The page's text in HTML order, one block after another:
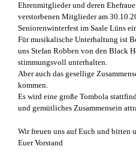
Ehrenmitglieder und deren
verstorbenen Mitglieder am
Seniorenwinterfest im Saale Lüns
Für musikalische Unterhaltung ist
uns Stefan Robben von den Black
stimmungsvoll unterhalten.
Aber auch das gesellige
kommen.
Es wird eine große Tombola
und gemütliches Zusammensein
Wir freuen uns auf Euch und bitten
Euer Vorstand